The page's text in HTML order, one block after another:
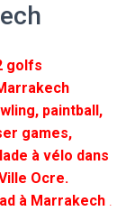
golfs
paintball,
games,
à vélo dans
Ocre.
à Marrakech .